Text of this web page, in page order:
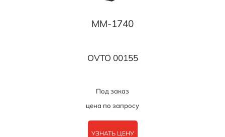
MM-1740
OVTO 00155
Под заказ
цена по запросу
УЗНАТЬ ЦЕНУ